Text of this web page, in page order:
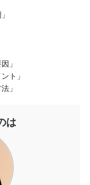
」
ト」
」
は